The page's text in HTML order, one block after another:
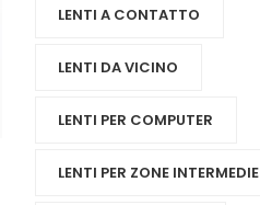
LENTI A CONTATTO
LENTI DA VICINO
LENTI PER COMPUTER
LENTI PER ZONE INTERMEDIE